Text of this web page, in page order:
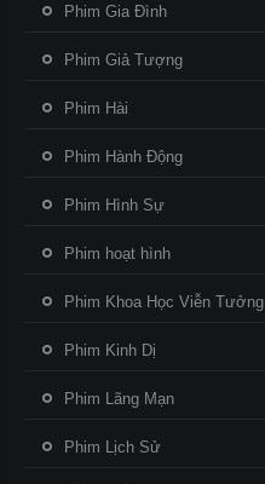
Phim Gia Đình
Phim Giả Tượng
Phim Hài
Phim Hành Động
Phim Hình Sự
Phim hoạt hình
Phim Khoa Học Viễn Tưởng
Phim Kinh Dị
Phim Lãng Mạn
Phim Lịch Sử